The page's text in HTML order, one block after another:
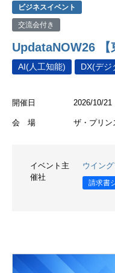
ビジネスイベント
交流会付き
UpdataNOW26 【
AI(人工知能) DX(デジ
開催日 2026/10/21
会 場 ザ・プリン
イベント主
催社
ウイン
請求書